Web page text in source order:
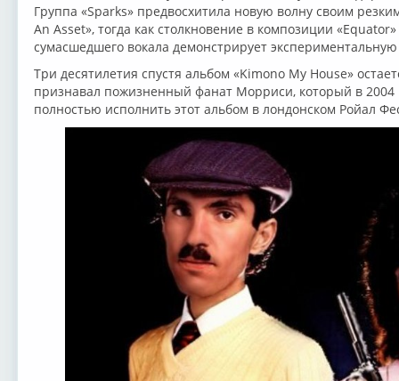
Группа «Sparks» предвосхитила новую волну своим
An Asset», тогда как столкновение в композиции
сумасшедшего вокала демонстрирует
Три десятилетия спустя альбом «Kimono Му House»
признавал пожизненный фанат Морриси, который в 2004
полностью исполнить этот альбом в лондонском Ройал